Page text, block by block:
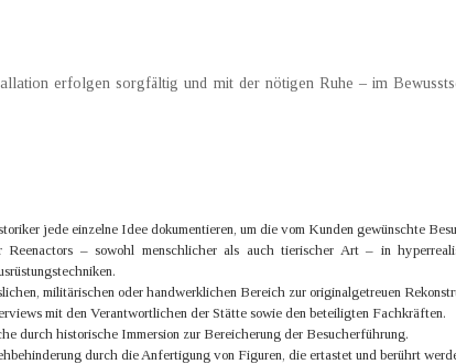
erfolgen sorgfältig und mit der nötigen Ruhe – im
jede einzelne Idee dokumentieren, um die vom Kunden gewünschte
Reenactors – sowohl menschlicher als auch tierischer Art – in
militärischen oder handwerklichen Bereich zur originalgetreuen
mit den Verantwortlichen der Stätte sowie den beteiligten Fachkräften.
durch historische Immersion zur Bereicherung der Besucherführung.
durch die Anfertigung von Figuren, die ertastet und berührt